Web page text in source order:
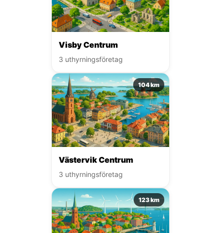
Visby Centrum
3 uthyrningsföretag
104 km
Västervik Centrum
3 uthyrningsföretag
123 km